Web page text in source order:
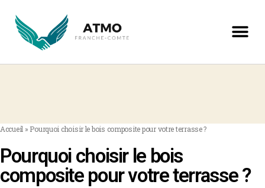
Accueil » Pourquoi choisir le bois composite pour votre terrasse ?
Pourquoi choisir le bois
composite pour votre terrasse ?